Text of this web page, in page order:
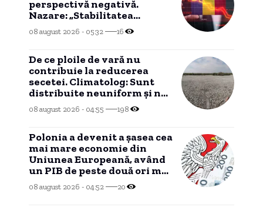
perspectivă negativă.
Nazare: „Stabilitatea
politică este atent
monitorizată”
08 august 2026 - 05:32 16
De ce ploile de vară nu
contribuie la reducerea
secetei. Climatolog: Sunt
distribuite neuniform și nu
în zonele cu cea mai mare
necesitate.
08 august 2026 - 04:55 198
Polonia a devenit a șasea cea
mai mare economie din
Uniunea Europeană, având
un PIB de peste două ori mai
mare decât cel al României.
08 august 2026 - 04:52 20